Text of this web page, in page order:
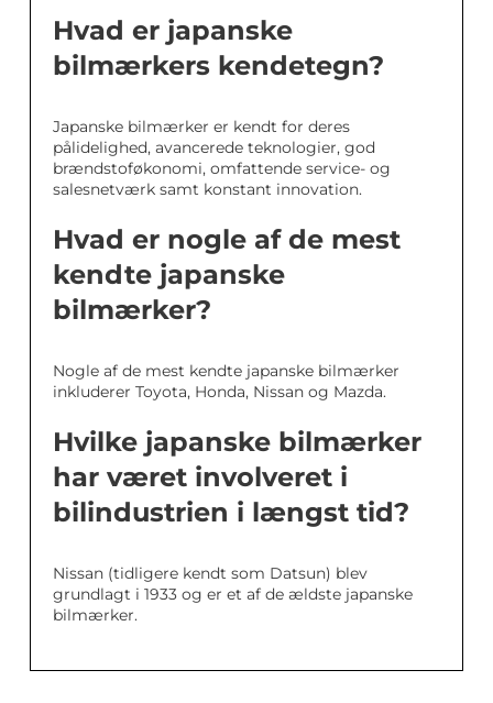
Hvad er japanske
bilmærkers kendetegn?
Japanske bilmærker er kendt for deres
pålidelighed, avancerede teknologier, god
brændstoføkonomi, omfattende service- og
salesnetværk samt konstant innovation.
Hvad er nogle af de mest
kendte japanske
bilmærker?
Nogle af de mest kendte japanske bilmærker
inkluderer Toyota, Honda, Nissan og Mazda.
Hvilke japanske bilmærker
har været involveret i
bilindustrien i længst tid?
Nissan (tidligere kendt som Datsun) blev
grundlagt i 1933 og er et af de ældste japanske
bilmærker.